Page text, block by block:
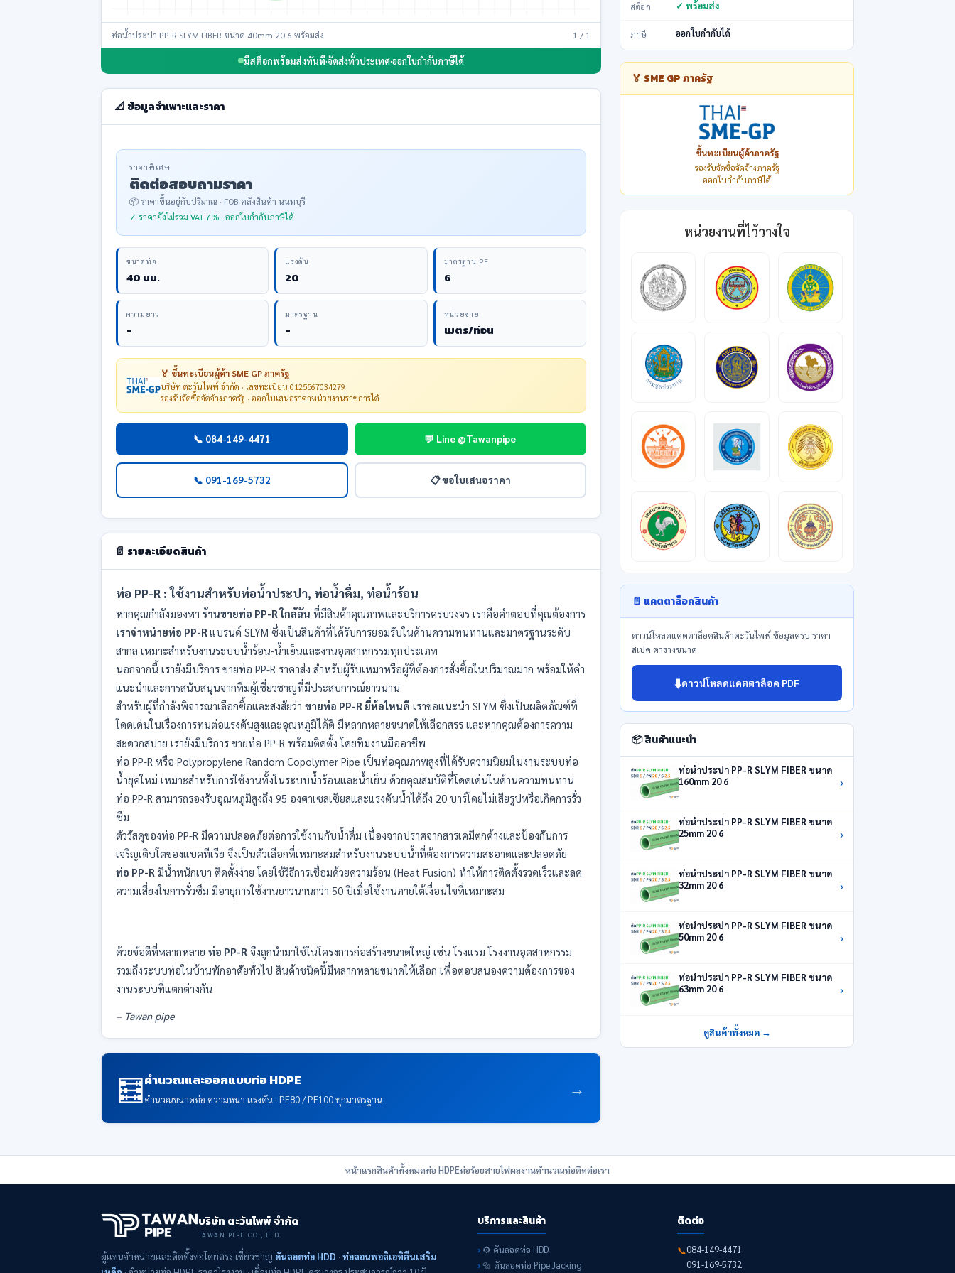
ท่อน้ำประปา PP-R SLYM FIBER ขนาด 40mm 20 6 พร้อมส่ง 1 / 1
มีสต็อกพร้อมส่งทันที·จัดส่งทั่วประเทศ·ออกใบกำกับภาษีได้
📐 ข้อมูลจำเพาะและราคา
ราคาพิเศษ
ติดต่อสอบถามราคา
📦 ราคาขึ้นอยู่กับปริมาณ · FOB คลังสินค้า นนทบุรี
✓ ราคายังไม่รวม VAT 7% · ออกใบกำกับภาษีได้
ขนาดท่อ
40 มม.
แรงดัน
20
มาตรฐาน PE
6
ความยาว
-
มาตรฐาน
-
หน่วยขาย
เมตร/ท่อน
🏅 ขึ้นทะเบียนผู้ค้า SME GP ภาครัฐ
บริษัท ตะวันไพพ์ จำกัด · เลขทะเบียน 0125567034279
รองรับจัดซื้อจัดจ้างภาครัฐ · ออกใบเสนอราคาหน่วยงานราชการได้
📞 084-149-4471 💬 Line @Tawanpipe
📞 091-169-5732 📋 ขอใบเสนอราคา
📄 รายละเอียดสินค้า
ท่อ PP-R : ใช้งานสำหรับท่อน้ำประปา, ท่อน้ำดื่ม, ท่อน้ำร้อน
หากคุณกำลังมองหา ร้านขายท่อ PP-R ใกล้ฉัน ที่มีสินค้าคุณภาพและบริการครบวงจร เราคือคำตอบที่คุณต้องการ
เราจำหน่ายท่อ PP-R แบรนด์ SLYM ซึ่งเป็นสินค้าที่ได้รับการยอมรับในด้านความทนทานและมาตรฐานระดับ
สากล เหมาะสำหรับงานระบบน้ำร้อน-น้ำเย็นและงานอุตสาหกรรมทุกประเภท
นอกจากนี้ เรายังมีบริการ ขายท่อ PP-R ราคาส่ง สำหรับผู้รับเหมาหรือผู้ที่ต้องการสั่งซื้อในปริมาณมาก พร้อมให้คำ
แนะนำและการสนับสนุนจากทีมผู้เชี่ยวชาญที่มีประสบการณ์ยาวนาน
สำหรับผู้ที่กำลังพิจารณาเลือกซื้อและสงสัยว่า ขายท่อ PP-R ยี่ห้อไหนดี เราขอแนะนำ SLYM ซึ่งเป็นผลิตภัณฑ์ที่
โดดเด่นในเรื่องการทนต่อแรงดันสูงและอุณหภูมิได้ดี มีหลากหลายขนาดให้เลือกสรร และหากคุณต้องการความ
สะดวกสบาย เรายังมีบริการ ขายท่อ PP-R พร้อมติดตั้ง โดยทีมงานมืออาชีพ
ท่อ PP-R หรือ Polypropylene Random Copolymer Pipe เป็นท่อคุณภาพสูงที่ได้รับความนิยมในงานระบบท่อ
น้ำยุคใหม่ เหมาะสำหรับการใช้งานทั้งในระบบน้ำร้อนและน้ำเย็น ด้วยคุณสมบัติที่โดดเด่นในด้านความทนทาน
ท่อ PP-R สามารถรองรับอุณหภูมิสูงถึง 95 องศาเซลเซียสและแรงดันน้ำได้ถึง 20 บาร์โดยไม่เสียรูปหรือเกิดการรั่ว
ซึม
ตัววัสดุของท่อ PP-R มีความปลอดภัยต่อการใช้งานกับน้ำดื่ม เนื่องจากปราศจากสารเคมีตกค้างและป้องกันการ
เจริญเติบโตของแบคทีเรีย จึงเป็นตัวเลือกที่เหมาะสมสำหรับงานระบบน้ำที่ต้องการความสะอาดและปลอดภัย
ท่อ PP-R มีน้ำหนักเบา ติดตั้งง่าย โดยใช้วิธีการเชื่อมด้วยความร้อน (Heat Fusion) ทำให้การติดตั้งรวดเร็วและลด
ความเสี่ยงในการรั่วซึม มีอายุการใช้งานยาวนานกว่า 50 ปีเมื่อใช้งานภายใต้เงื่อนไขที่เหมาะสม
ด้วยข้อดีที่หลากหลาย ท่อ PP-R จึงถูกนำมาใช้ในโครงการก่อสร้างขนาดใหญ่ เช่น โรงแรม โรงงานอุตสาหกรรม
รวมถึงระบบท่อในบ้านพักอาศัยทั่วไป สินค้าชนิดนี้มีหลากหลายขนาดให้เลือก เพื่อตอบสนองความต้องการของ
งานระบบที่แตกต่างกัน
– Tawan pipe
🧮คำนวณและออกแบบท่อ HDPE
คำนวณขนาดท่อ ความหนา แรงดัน · PE80 / PE100 ทุกมาตรฐาน
→
สต็อก ✓ พร้อมส่ง
ภาษี ออกใบกำกับได้
🏅 SME GP ภาครัฐ
ขึ้นทะเบียนผู้ค้าภาครัฐ
รองรับจัดซื้อจัดจ้างภาครัฐ
ออกใบกำกับภาษีได้
หน่วยงานที่ไว้วางใจ
📄 แคตตาล็อคสินค้า
ดาวน์โหลดแคตตาล็อคสินค้าตะวันไพพ์ ข้อมูลครบ ราคา
สเปค ตารางขนาด
⬇️ดาวน์โหลดแคตตาล็อค PDF
📦 สินค้าแนะนำ
ท่อน้ำประปา PP-R SLYM FIBER ขนาด
160mm 20 6
›
ท่อน้ำประปา PP-R SLYM FIBER ขนาด
25mm 20 6
›
ท่อน้ำประปา PP-R SLYM FIBER ขนาด
32mm 20 6
›
ท่อน้ำประปา PP-R SLYM FIBER ขนาด
50mm 20 6
›
ท่อน้ำประปา PP-R SLYM FIBER ขนาด
63mm 20 6
›
ดูสินค้าทั้งหมด →
หน้าแรกสินค้าทั้งหมดท่อ HDPEท่อร้อยสายไฟผลงานคำนวณท่อติดต่อเรา
บริษัท ตะวันไพพ์ จำกัด
TAWAN PIPE CO., LTD.
ผู้แทนจำหน่ายและติดตั้งท่อโดยตรง เชี่ยวชาญ ดันลอดท่อ HDD · ท่อลอนพอลิเอทิลีนเสริม
บริการและสินค้า
⚙️ ดันลอดท่อ HDD
🔩 ดันลอดท่อ Pipe Jacking
ติดต่อ
📞084-149-4471
091-169-5732